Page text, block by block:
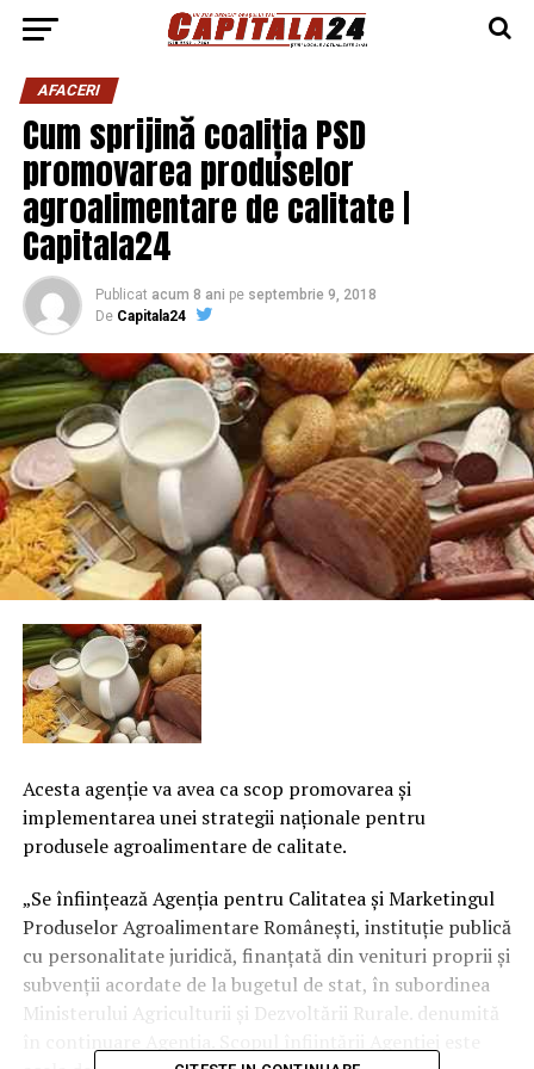
AFACERI
Cum sprijină coaliția PSD
promovarea produselor
agroalimentare de calitate |
Capitala24
Publicat acum 8 ani pe septembrie 9, 2018
De Capitala24
Acesta agenţie va avea ca scop promovarea şi
implementarea unei strategii naţionale pentru
produsele agroalimentare de calitate.
„Se înfiinţează Agenţia pentru Calitatea şi Marketingul
Produselor Agroalimentare Româneşti, instituţie publică
cu personalitate juridică, finanţată din venituri proprii şi
subvenţii acordate de la bugetul de stat, în subordinea
Ministerului Agriculturii şi Dezvoltării Rurale. denumită